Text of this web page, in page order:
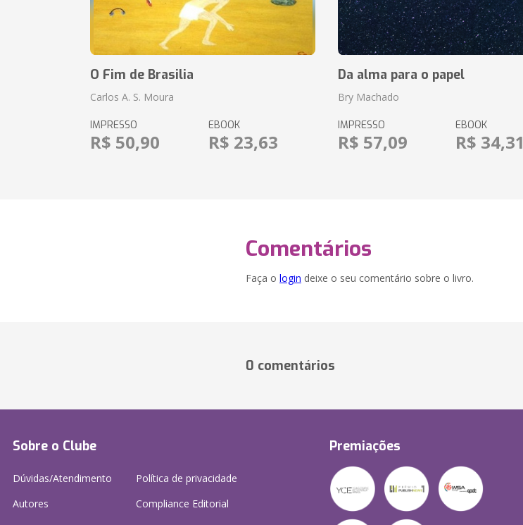
O Fim de Brasilia
Carlos A. S. Moura
IMPRESSO
R$ 50,90
EBOOK
R$ 23,63
Da alma para o papel
Bry Machado
IMPRESSO
R$ 57,09
EBOOK
R$ 34,31
Comentários
Faça o login deixe o seu comentário sobre o livro.
0 comentários
Sobre o Clube
Dúvidas/Atendimento
Autores
Política de privacidade
Compliance Editorial
Premiações